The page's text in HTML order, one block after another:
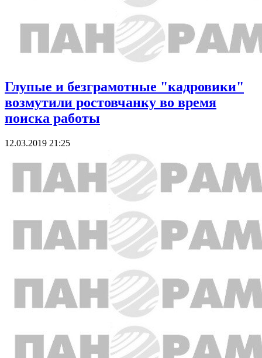
Глупые и безграмотные "кадровики"
возмутили ростовчанку во время
поиска работы
12.03.2019 21:25